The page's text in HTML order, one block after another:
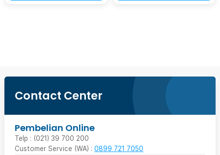
Contact Center
Pembelian Online
Telp : (021) 39 700 200
Customer Service (WA) : 0899 721 7050